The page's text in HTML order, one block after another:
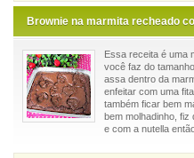
Brownie na marmita recheado
Essa receita é uma
você faz do
assa dentro da
enfeitar com uma
também ficar bem
bem molhadinho, fiz
e com a nutella